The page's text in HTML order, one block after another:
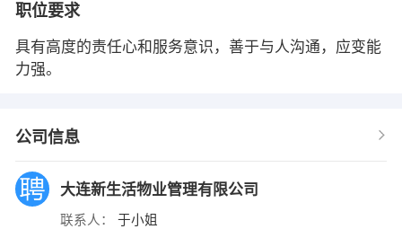
职位要求
具有高度的责任心和服务意识，善于与人沟通，应变能
力强。
公司信息
大连新生活物业管理有限公司
联系人： 于小姐